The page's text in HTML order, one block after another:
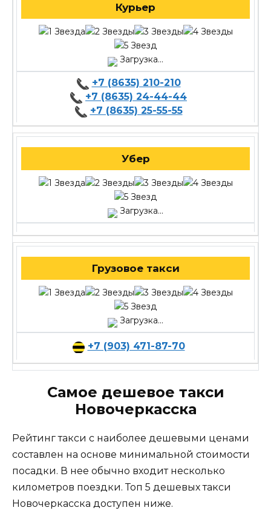
Курьер
Загрузка...
+7 (8635) 210-210
+7 (8635) 24-44-44
+7 (8635) 25-55-55
Убер
Загрузка...
Грузовое такси
Загрузка...
+7 (903) 471-87-70
Самое дешевое такси
Новочеркасска
Рейтинг такси с наиболее дешевыми ценами
составлен на основе минимальной стоимости
посадки. В нее обычно входит несколько
километров поездки. Топ 5 дешевых такси
Новочеркасска доступен ниже.